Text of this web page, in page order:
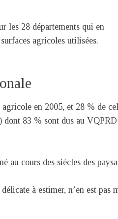
les 28 départements qui en
agricoles utilisées.
en 2005, et 28 % de
dont 83 % sont dus au VQPRD
au cours des siècles des
à estimer, n’en est pas